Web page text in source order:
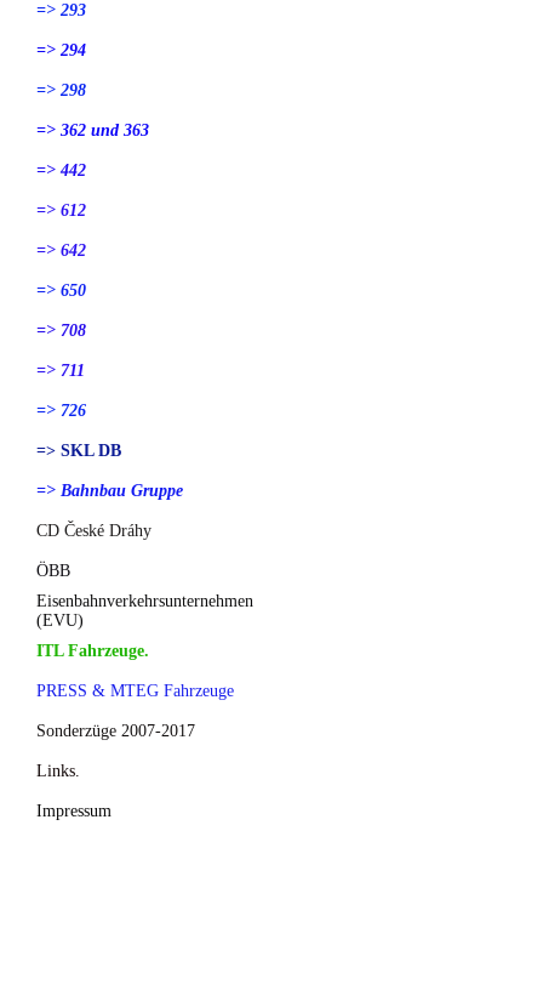
=> 293
=> 294
=> 298
=> 362 und 363
=> 442
=> 612
=> 642
=> 650
=> 708
=> 711
=> 726
=> SKL DB
=> Bahnbau Gruppe
CD České Dráhy
ÖBB
Eisenbahnverkehrsunternehmen
(EVU)
ITL Fahrzeuge.
PRESS & MTEG Fahrzeuge
Sonderzüge 2007-2017
Links.
Impressum